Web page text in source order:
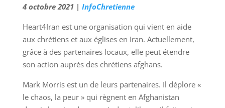
4 octobre 2021 | InfoChretienne
Heart4Iran est une organisation qui vient en aide
aux chrétiens et aux églises en Iran. Actuellement,
grâce à des partenaires locaux, elle peut étendre
son action auprès des chrétiens afghans.
Mark Morris est un de leurs partenaires. Il déplore «
le chaos, la peur » qui règnent en Afghanistan